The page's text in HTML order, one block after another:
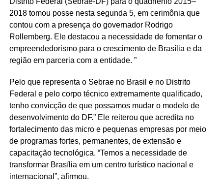
2018 tomou posse nesta segunda 5, em cerimônia que
contou com a presença do governador Rodrigo
Rollemberg. Ele destacou a necessidade de fomentar o
empreendedorismo para o crescimento de Brasília e da
região em parceria com a entidade. ”
Pelo que representa o Sebrae no Brasil e no Distrito
Federal e pelo corpo técnico extremamente qualificado,
tenho convicção de que possamos mudar o modelo de
desenvolvimento do DF.” Ele reiterou que acredita no
fortalecimento das micro e pequenas empresas por meio
de programas fortes, permanentes, de extensão e
capacitação tecnológica. “Temos a necessidade de
transformar Brasília em um centro turístico nacional e
internacional”, afirmou.